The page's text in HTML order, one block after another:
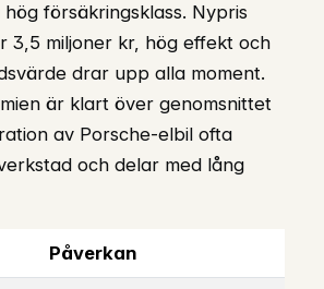
försäkringsklass. Nypris
3,5 miljoner kr, hög effekt och
drar upp alla moment.
är klart över genomsnittet
av Porsche-elbil ofta
och delar med lång
Påverkan